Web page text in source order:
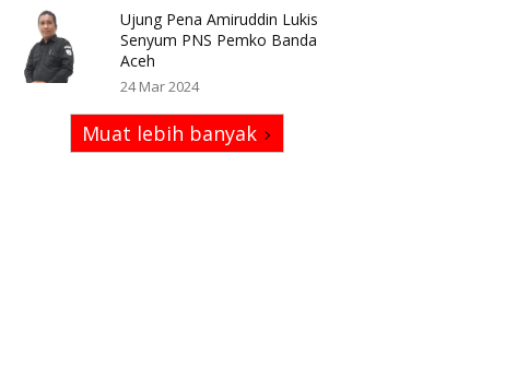
Ujung Pena Amiruddin Lukis
Senyum PNS Pemko Banda
Aceh
24 Mar 2024
Muat lebih banyak